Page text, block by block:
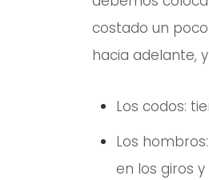
costado un
hacia adelante,
Los codos:
Los
en los giros